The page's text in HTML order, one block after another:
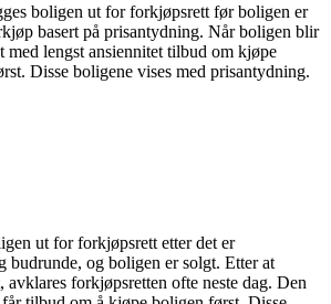
boligen ut for forkjøpsrett før boligen er
basert på prisantydning. Når boligen blir
med lengst ansiennitet tilbud om kjøpe
Disse boligene vises med prisantydning.
ut for forkjøpsrett etter det er
budrunde, og boligen er solgt. Etter at
avklares forkjøpsretten ofte neste dag. Den